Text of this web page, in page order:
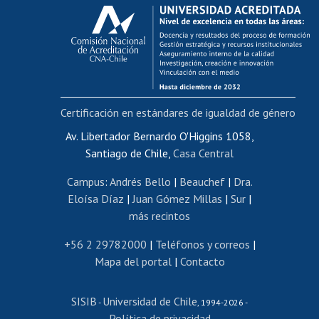
Calificación académica
Postulación al AUCAI
Funcionarias/os
Cursos internos de capacitación
Bienestar del personal
Portal de movilidad interna
Certificado de renta
Certificado de renta honorarios
Editar páginas blancas
Extranjeras/os
Revalidación y reconocimiento de títulos
Postulación al Programa de Movilidad Estudiantil
Cursos de español
Av. Libertador Bernardo O'Higgins 1058,
Santiago de Chile, Casa Central
Campus: Andrés Bello | Beauchef| Dra.
Eloísa Díaz |Juan Gómez Millas | Sur |
más recintos
+56 2 29782000 | Teléfonos y correos |
Mapa del portal| Contacto
SISIB - Universidad de Chile, 1994-2026 -
Certificación en estándares de igualdad de género